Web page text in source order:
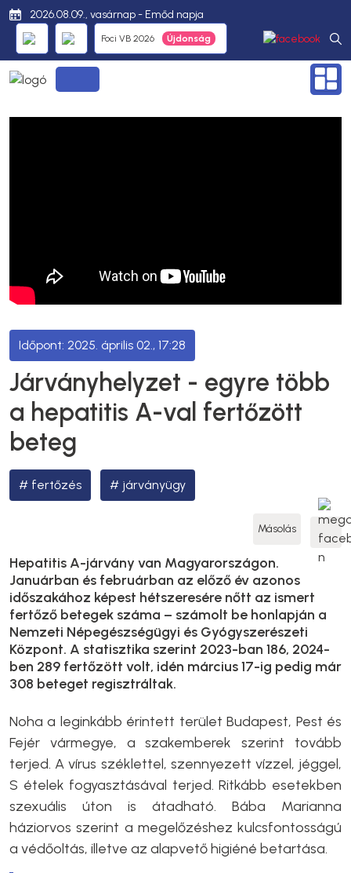
2026.08.09., vasárnap - Emőd napja
Foci VB 2026
2025. április 02., 17:28
Járványhelyzet - egyre több
a hepatitis A-val fertőzött
beteg
fertőzés járványügy
Másolás
Hepatitis A-járvány van Magyarországon.
Januárban és februárban az előző év azonos
időszakához képest hétszeresére nőtt az ismert
fertőző betegek száma – számolt be honlapján a
Nemzeti Népegészségügyi és Gyógyszerészeti
Központ. A statisztika szerint 2023-ban 186, 2024-
ben 289 fertőzött volt, idén március 17-ig pedig már
308 beteget regisztráltak.
Noha a leginkább érintett terület Budapest, Pest és
Fejér vármegye, a szakemberek szerint tovább
terjed. A vírus széklettel, szennyezett vízzel, jéggel,
S ételek fogyasztásával terjed. Ritkább esetekben
szexuális úton is átadható. Bába Marianna
háziorvos szerint a megelőzéshez kulcsfontosságú
a védőoltás, illetve az alapvető higiéné betartása.